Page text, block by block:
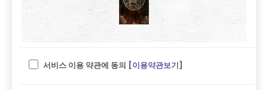
서비스 이용 약관에 동의 [이용약관보기]